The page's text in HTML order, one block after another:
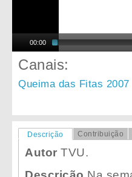
00:00
Canais:
Queima das Fitas 2007
Descrição Contribuição
Autor TVU.